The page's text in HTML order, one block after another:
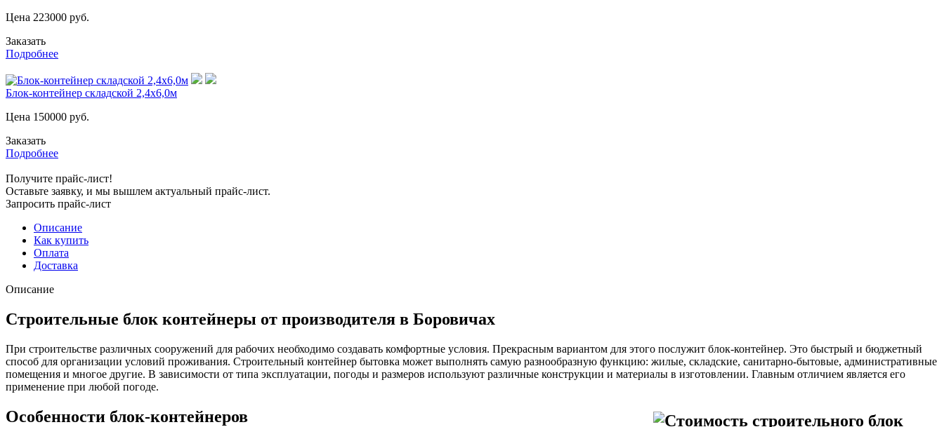
Цена 223000 руб.
Заказать
Подробнее
Блок-контейнер складской 2,4х6,0м
Цена 150000 руб.
Заказать
Подробнее
Получите прайс-лист!
Оставьте заявку, и мы вышлем актуальный прайс-лист.
Запросить прайс-лист
Описание
Как купить
Оплата
Доставка
Описание
Строительные блок контейнеры от производителя в Боровичах
При строительстве различных сооружений для рабочих необходимо создавать комфортные условия. Прекрасным вариантом для этого послужит блок-контейнер. Это быстрый и бюджетный
способ для организации условий проживания. Строительный контейнер бытовка может выполнять самую разнообразную функцию: жилые, складские, санитарно-бытовые, административные
помещения и многое другие. В зависимости от типа эксплуатации, погоды и размеров используют различные конструкции и материалы в изготовлении. Главным отличием является его
применение при любой погоде.
Особенности блок-контейнеров